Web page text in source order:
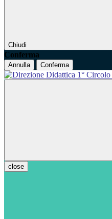
Chiudi
Conferma
Annulla Conferma
close